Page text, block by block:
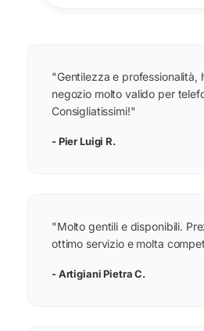
"Gentilezza e professionalità,
negozio molto valido per
Consigliatissimi!"
- Pier Luigi R.
"Molto gentili e disponibili.
ottimo servizio e molta
- Artigiani Pietra C.